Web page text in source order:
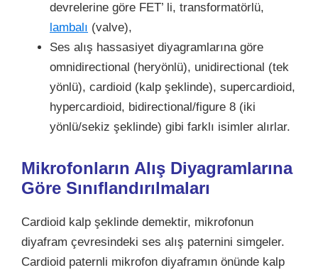
devrelerine göre FET’ li, transformatörlü,
lambalı (valve),
Ses alış hassasiyet diyagramlarına göre
omnidirectional (heryönlü), unidirectional (tek
yönlü), cardioid (kalp şeklinde), supercardioid,
hypercardioid, bidirectional/figure 8 (iki
yönlü/sekiz şeklinde) gibi farklı isimler alırlar.
Mikrofonların Alış Diyagramlarına
Göre Sınıflandırılmaları
Cardioid kalp şeklinde demektir, mikrofonun
diyafram çevresindeki ses alış paternini simgeler.
Cardioid paternli mikrofon diyaframın önünde kalp